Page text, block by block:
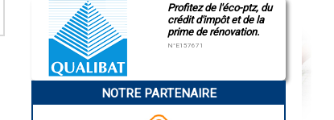
Montluçon
Manosque
Gap
Charleville-Mézières
Pamiers
Narbonne
Profitez de l'éco-ptz, du
crédit d'impôt et de la
prime de rénovation.
N°E157671
NOTRE PARTENAIRE